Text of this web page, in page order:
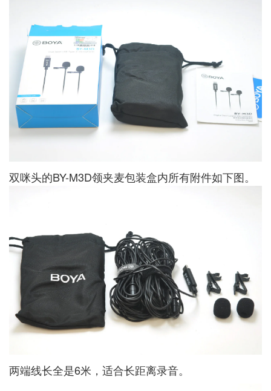
双咪头的BY-M3D领夹麦包装盒内所有附件如下图。
两端线长全是6米，适合长距离录音。